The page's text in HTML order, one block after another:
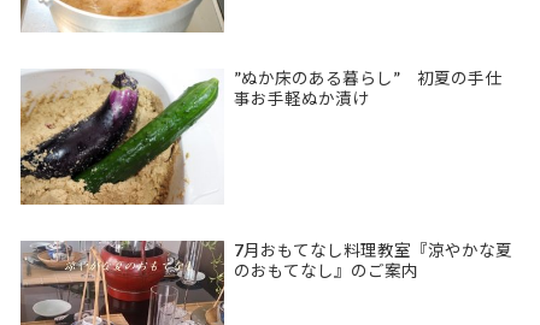
”ぬか床のある暮らし” 初夏の手仕
事お手軽ぬか漬け
7月おもてなし料理教室『涼やかな夏
のおもてなし』のご案内